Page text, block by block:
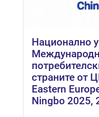
Национално
страните от
Eastern
Ningbo 2025,